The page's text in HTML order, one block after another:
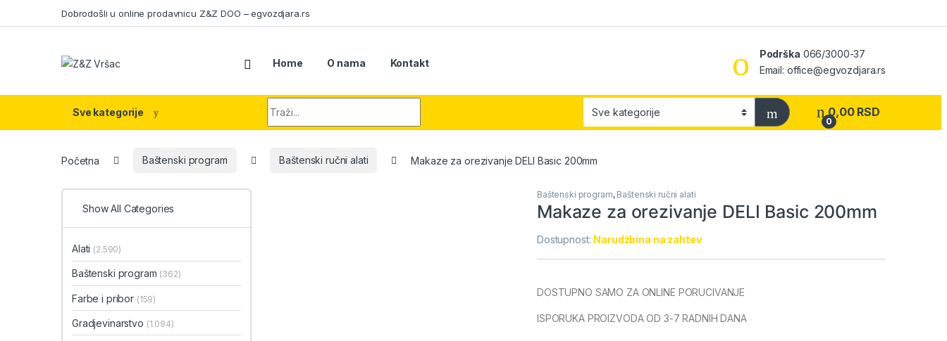
Dobrodošli u online prodavnicu Z&Z DOO – egvozdjara.rs
Home O nama Kontakt
Podrška 066/3000-37
Email: office@egvozdjara.rs
Sve kategorije
0
0,00 RSD
Početna Baštenski program Baštenski ručni alati Makaze za orezivanje DELI Basic 200mm
Baštenski program, Baštenski ručni alati
Makaze za orezivanje DELI Basic 200mm
Dostupnost: Narudžbina na zahtev
DOSTUPNO SAMO ZA ONLINE PORUCIVANJE
ISPORUKA PROIZVODA OD 3-7 RADNIH DANA
Show All Categories
Alati (2.590)
Baštenski program (362)
Farbe i pribor (159)
Gradjevinarstvo (1.094)